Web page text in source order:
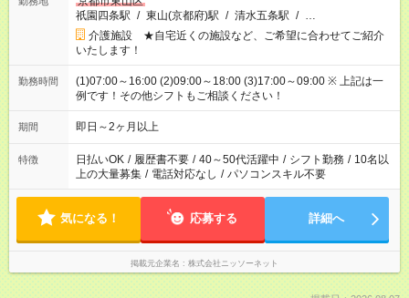
祇園四条駅 / 東山(京都府)駅 / 清水五条駅 / …
介護施設 ★自宅近くの施設など、ご希望に合わせてご紹介
いたします！
勤務時間
(1)07:00～16:00 (2)09:00～18:00 (3)17:00～09:00 ※ 上記は一
例です！その他シフトもご相談ください！
期間 即日～2ヶ月以上
特徴 日払いOK / 履歴書不要 / 40～50代活躍中 / シフト勤務 / 10名以
上の大量募集 / 電話対応なし / パソコンスキル不要
気になる！ 応募する 詳細へ
掲載元企業名 株式会社ニッソーネット